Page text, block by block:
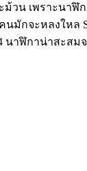
ม้วน เพราะนาฬิ
มักจะหลงใหล
าฬิกาน่าสะสมจา